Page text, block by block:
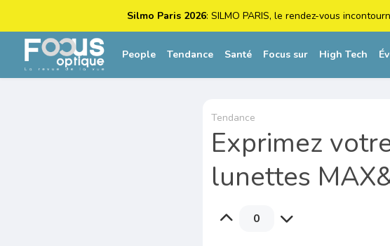
Silmo Paris 2026: SILMO PARIS, le rendez-vous
People Tendance Santé Focus sur High Tech
Tendance
Exprimez
lunettes
0